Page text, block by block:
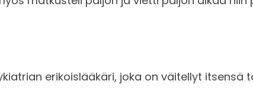
erikoislääkäri, joka on väitellyt itsensä